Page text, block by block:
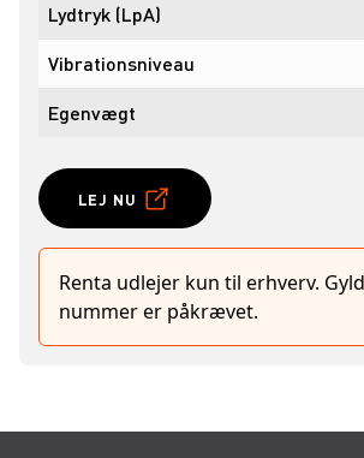
Lydtryk (LpA)
Vibrationsniveau
Egenvægt
LEJ NU
Renta udlejer kun til erhverv.
nummer er påkrævet.